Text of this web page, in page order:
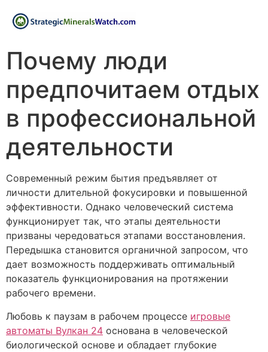
Почему люди
предпочитаем отдых
в профессиональной
деятельности
Современный режим бытия предъявляет от
личности длительной фокусировки и повышенной
эффективности. Однако человеческий система
функционирует так, что этапы деятельности
призваны чередоваться этапами восстановления.
Передышка становится органичной запросом, что
дает возможность поддерживать оптимальный
показатель функционирования на протяжении
рабочего времени.
Любовь к паузам в рабочем процессе игровые
автоматы Вулкан 24 основана в человеческой
биологической основе и обладает глубокие